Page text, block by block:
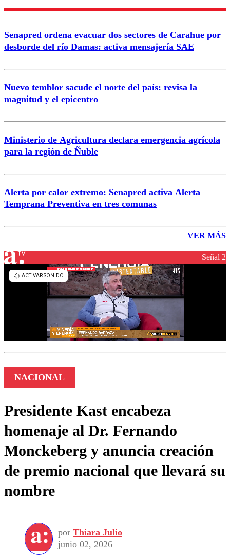
Enviar comentario
Senapred ordena evacuar dos sectores de Carahue por
desborde del río Damas: activa mensajería SAE
Nuevo temblor sacude el norte del país: revisa la
magnitud y el epicentro
Ministerio de Agricultura declara emergencia agrícola
para la región de Ñuble
Alerta por calor extremo: Senapred activa Alerta
Temprana Preventiva en tres comunas
VER MÁS
Señal 2
NACIONAL
Presidente Kast encabeza
homenaje al Dr. Fernando
Monckeberg y anuncia creación
de premio nacional que llevará su
nombre
por Thiara Julio
junio 02, 2026